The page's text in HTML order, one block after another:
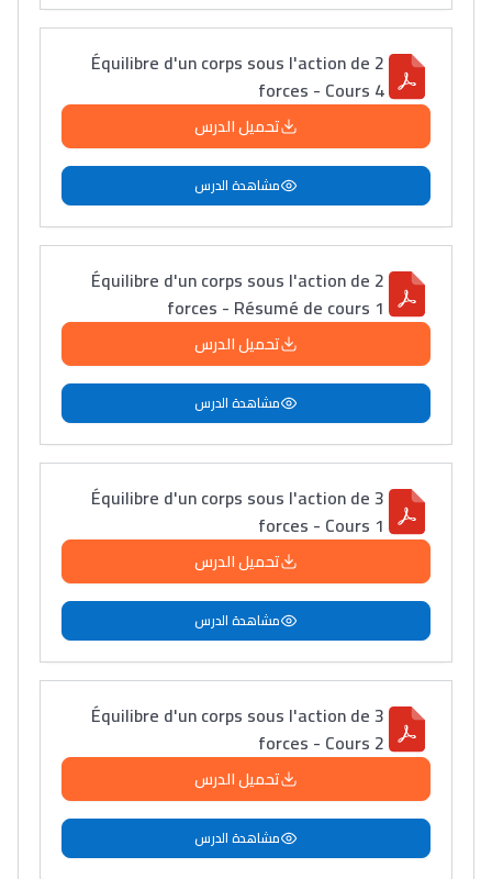
Collège au Maroc
التعليم الثانوي الإعدادي
Post-Bac
+ de 78 Sujets
Interviews/Vidéos
+ de 89 Interviews/Vidéos
دليل المهن
ما يزيد عن 149 مهنة
دليل التوجيه
التوجيه بالثانوي و الإعدادي
Ki Derti Liha
Équilibre d'un corps sous l'action de 2
forces - Cours 4
تحميل الدرس
مشاهدة الدرس
Équilibre d'un corps sous l'action de 2
forces - Résumé de cours 1
تحميل الدرس
مشاهدة الدرس
Équilibre d'un corps sous l'action de 3
forces - Cours 1
تحميل الدرس
مشاهدة الدرس
Équilibre d'un corps sous l'action de 3
forces - Cours 2
تحميل الدرس
مشاهدة الدرس